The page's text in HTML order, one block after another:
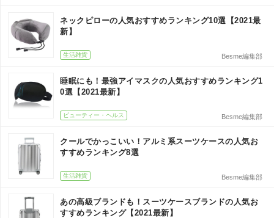
ネックピローの人気おすすめランキング10選【2021最
新】
生活雑貨 Besme編集部
睡眠にも！最強アイマスクの人気おすすめランキング1
0選【2021最新】
ビューティー・ヘルス Besme編集部
クールでかっこいい！アルミ系スーツケースの人気お
すすめランキング8選
生活雑貨 Besme編集部
あの高級ブランドも！スーツケースブランドの人気お
すすめランキング【2021最新】